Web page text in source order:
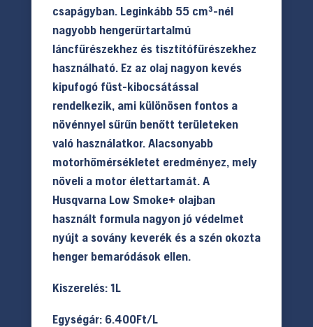
csapágyban. Leginkább 55 cm³-nél
nagyobb hengerűrtartalmú
láncfűrészekhez és tisztítófűrészekhez
használható. Ez az olaj nagyon kevés
kipufogó füst-kibocsátással
rendelkezik, ami különösen fontos a
növénnyel sűrűn benőtt területeken
való használatkor. Alacsonyabb
motorhőmérsékletet eredményez, mely
növeli a motor élettartamát. A
Husqvarna Low Smoke+ olajban
használt formula nagyon jó védelmet
nyújt a sovány keverék és a szén okozta
henger bemaródások ellen.
Kiszerelés: 1L
Egységár: 6.400Ft/L